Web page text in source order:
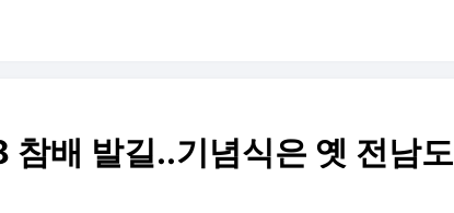
참배 발길..기념식은 옛 전남도